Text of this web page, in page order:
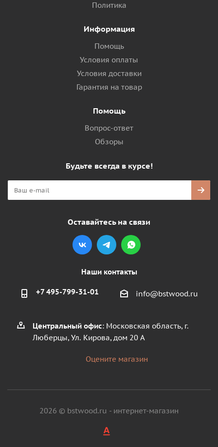
Политика
Информация
Помощь
Условия оплаты
Условия доставки
Гарантия на товар
Помощь
Вопрос-ответ
Обзоры
Будьте всегда в курсе!
Оставайтесь на связи
Наши контакты
+7 495-799-31-01 info@bstwood.ru
Центральный офис: Московская область, г.
Люберцы, Ул. Кирова, дом 20 А
Оцените магазин
2026 © bstwood.ru - интернет-магазин